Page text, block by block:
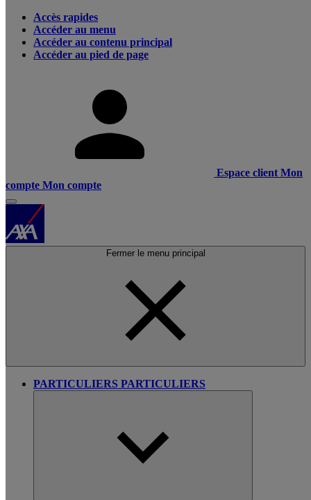
Accès rapides
Accéder au menu
Accéder au contenu principal
Accéder au pied de page
Espace client Mon
compte Mon compte
Fermer le menu principal
PARTICULIERS PARTICULIERS